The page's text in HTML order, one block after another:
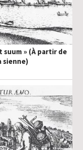
suum » (À partir de
sienne)